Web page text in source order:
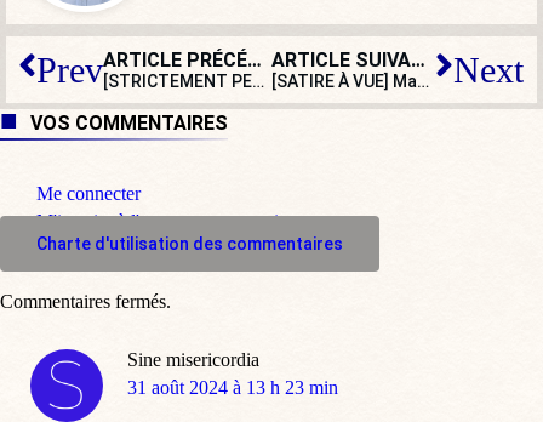
Prev ARTICLE PRÉCÉDENT
[STRICTEMENT PERSONNEL] Le tribunal de Deauville
ARTICLE SUIVANT
[SATIRE À VUE] Matignon : Ségolène Royal postule mollement Next
VOS COMMENTAIRES
Me connecter
M'inscrire à l'espace commentaire
Charte d'utilisation des commentaires
Sine misericordia
dit
31 août 2024 à 13 h 23 min
Commentaires fermés.